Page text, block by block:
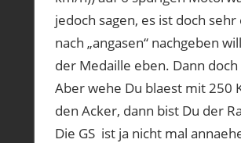
jedoch sagen, es ist doch
nach „angasen“ nachgeben
der Medaille eben. Dann
Aber wehe Du blaest mit 250
den Acker, dann bist Du der
Die GS ist ja nicht mal